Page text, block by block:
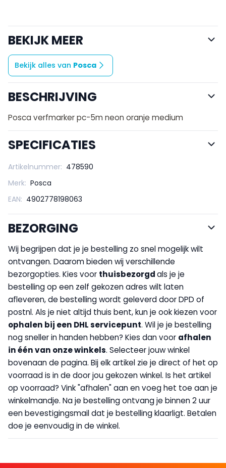
BEKIJK MEER
Bekijk alles van Posca
BESCHRIJVING
Posca verfmarker pc-5m neon oranje medium
SPECIFICATIES
Artikelnummer: 478590
Merk: Posca
EAN: 4902778198063
BEZORGING
Wij begrijpen dat je je bestelling zo snel mogelijk wilt
ontvangen. Daarom bieden wij verschillende
bezorgopties. Kies voor thuisbezorgdals je je
bestelling op een zelf gekozen adres wilt laten
afleveren, de bestelling wordt geleverd door DPD of
postnl. Als je niet altijd thuis bent, kun je ook kiezen voor
ophalen bij een DHL servicepunt. Wil je je bestelling
nog sneller in handen hebben? Kies dan voor afhalen
in één van onze winkels. Selecteer jouw winkel
bovenaan de pagina. Bij elk artikel zie je direct of het op
voorraad is in de door jou gekozen winkel. Is het artikel
op voorraad? Vink "afhalen" aan en voeg het toe aan je
winkelmandje. Na je bestelling ontvang je binnen 2 uur
een bevestigingsmail dat je bestelling klaarligt. Betalen
doe je eenvoudig in de winkel.